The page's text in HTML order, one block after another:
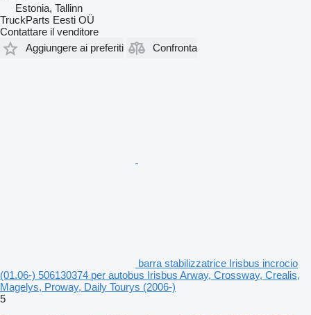
Estonia, Tallinn
TruckParts Eesti OÜ
Contattare il venditore
Aggiungere ai preferiti
Confronta
barra stabilizzatrice Irisbus incrocio
(01.06-) 506130374 per autobus Irisbus Arway, Crossway, Crealis,
Magelys, Proway, Daily Tourys (2006-)
5